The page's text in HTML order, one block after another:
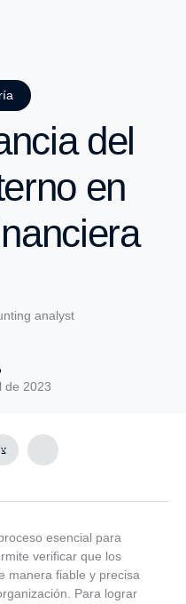
del
en
de 2023
esencial para
verificar que los
manera fiable y precisa
Para lograr